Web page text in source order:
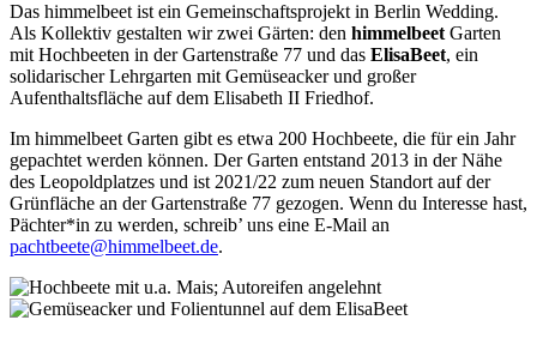
Das himmelbeet ist ein Gemeinschaftsprojekt in Berlin Wedding.
Als Kollektiv gestalten wir zwei Gärten: den himmelbeet Garten
mit Hochbeeten in der Gartenstraße 77 und das ElisaBeet, ein
solidarischer Lehrgarten mit Gemüseacker und großer
Aufenthaltsfläche auf dem Elisabeth II Friedhof.
Im himmelbeet Garten gibt es etwa 200 Hochbeete, die für ein Jahr
gepachtet werden können. Der Garten entstand 2013 in der Nähe
des Leopoldplatzes und ist 2021/22 zum neuen Standort auf der
Grünfläche an der Gartenstraße 77 gezogen. Wenn du Interesse hast,
Pächter*in zu werden, schreib’ uns eine E-Mail an
pachtbeete@himmelbeet.de.